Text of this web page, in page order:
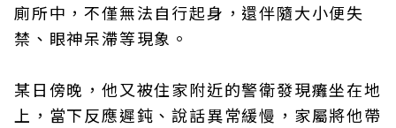
廁所中，不僅無法自行起身，還伴隨大小便失
禁、眼神呆滯等現象。
某日傍晚，他又被住家附近的警衛發現癱坐在地
上，當下反應遲鈍、說話異常緩慢，家屬將他帶